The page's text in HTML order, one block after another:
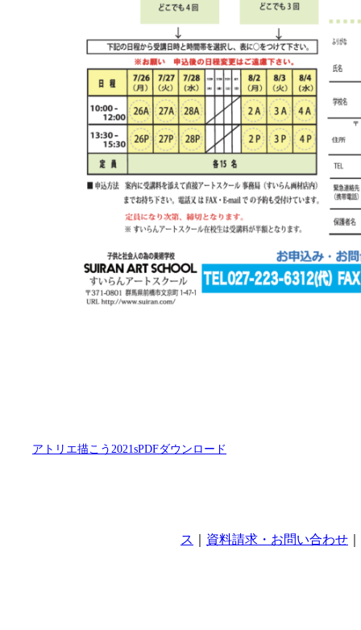
アトリエ描こう2021sPDFダウンロード
ス 資料請求・お問い合わせ